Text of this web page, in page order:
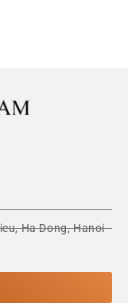
Ha Dong, Hanoi